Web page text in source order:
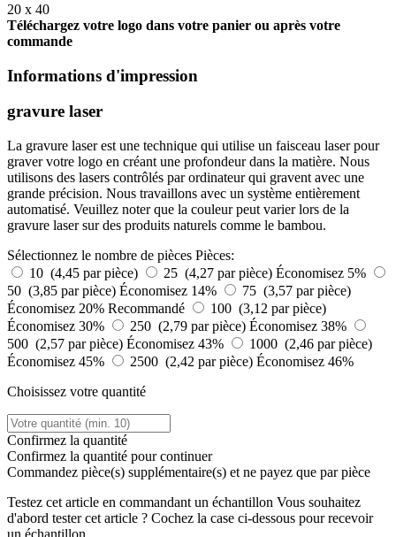
20 x 40
Téléchargez votre logo dans votre panier ou après votre
commande
Informations d'impression
gravure laser
La gravure laser est une technique qui utilise un faisceau laser pour
graver votre logo en créant une profondeur dans la matière. Nous
utilisons des lasers contrôlés par ordinateur qui gravent avec une
grande précision. Nous travaillons avec un système entièrement
automatisé. Veuillez noter que la couleur peut varier lors de la
gravure laser sur des produits naturels comme le bambou.
Sélectionnez le nombre de pièces Pièces:
10 (4,45 par pièce)
25 (4,27 par pièce) Économisez 5%
50 (3,85 par pièce) Économisez 14%
75 (3,57 par pièce)
Économisez 20% Recommandé
100 (3,12 par pièce)
Économisez 30%
250 (2,79 par pièce) Économisez 38%
500 (2,57 par pièce) Économisez 43%
1000 (2,46 par pièce)
Économisez 45%
2500 (2,42 par pièce) Économisez 46%
Choisissez votre quantité
Confirmez la quantité
Confirmez la quantité pour continuer
Commandez pièce(s) supplémentaire(s) et ne payez que par pièce
Testez cet article en commandant un échantillon Vous souhaitez
d'abord tester cet article ? Cochez la case ci-dessous pour recevoir
un échantillon.